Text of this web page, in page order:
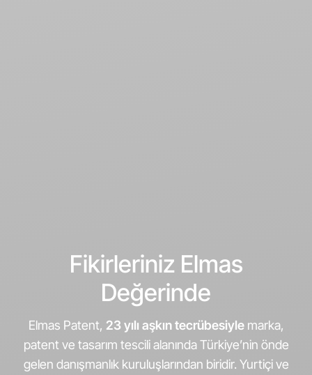
Fikirleriniz Elmas
Değerinde
Elmas Patent, 23 yılı aşkın tecrübesiylemarka,
patent ve tasarım tescili alanında Türkiye’nin önde
gelen danışmanlık kuruluşlarından biridir. Yurtiçi ve